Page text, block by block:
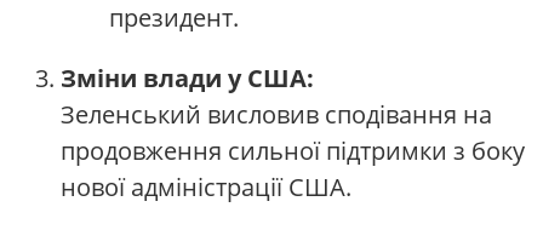
президент.
Зміни влади у США:
Зеленський висловив сподівання на
продовження сильної підтримки з боку
нової адміністрації США.